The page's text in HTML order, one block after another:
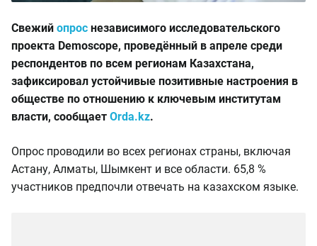
Свежий опрос независимого исследовательского
проекта Demoscope, проведённый в апреле среди
респондентов по всем регионам Казахстана,
зафиксировал устойчивые позитивные настроения в
обществе по отношению к ключевым институтам
власти, сообщает Orda.kz.
Опрос проводили во всех регионах страны, включая
Астану, Алматы, Шымкент и все области. 65,8 %
участников предпочли отвечать на казахском языке.